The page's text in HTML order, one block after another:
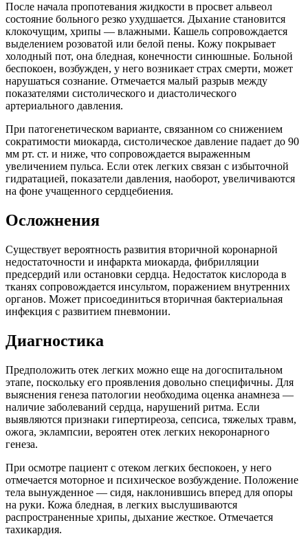
После начала пропотевания жидкости в просвет альвеол
состояние больного резко ухудшается. Дыхание становится
клокочущим, хрипы — влажными. Кашель сопровождается
выделением розоватой или белой пены. Кожу покрывает
холодный пот, она бледная, конечности синюшные. Больной
беспокоен, возбужден, у него возникает страх смерти, может
нарушаться сознание. Отмечается малый разрыв между
показателями систолического и диастолического
артериального давления.
При патогенетическом варианте, связанном со снижением
сократимости миокарда, систолическое давление падает до 90
мм рт. ст. и ниже, что сопровождается выраженным
увеличением пульса. Если отек легких связан с избыточной
гидратацией, показатели давления, наоборот, увеличиваются
на фоне учащенного сердцебиения.
Осложнения
Существует вероятность развития вторичной коронарной
недостаточности и инфаркта миокарда, фибрилляции
предсердий или остановки сердца. Недостаток кислорода в
тканях сопровождается инсультом, поражением внутренних
органов. Может присоединиться вторичная бактериальная
инфекция с развитием пневмонии.
Диагностика
Предположить отек легких можно еще на догоспитальном
этапе, поскольку его проявления довольно специфичны. Для
выяснения генеза патологии необходима оценка анамнеза —
наличие заболеваний сердца, нарушений ритма. Если
выявляются признаки гипертиреоза, сепсиса, тяжелых травм,
ожога, эклампсии, вероятен отек легких некоронарного
генеза.
При осмотре пациент с отеком легких беспокоен, у него
отмечается моторное и психическое возбуждение. Положение
тела вынужденное — сидя, наклонившись вперед для опоры
на руки. Кожа бледная, в легких выслушиваются
распространенные хрипы, дыхание жесткое. Отмечается
тахикардия.